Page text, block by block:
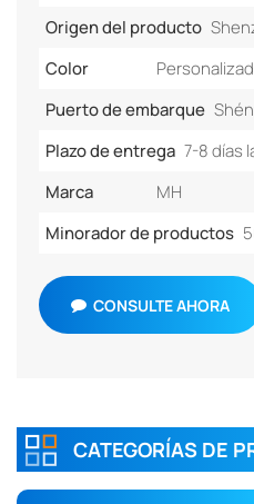
Origen del producto
Color
Puerto de embarque
Plazo de entrega 7-8 días
Marca
MH
Minorador de productos
CONSULTE AHORA
CATEGORÍAS DE